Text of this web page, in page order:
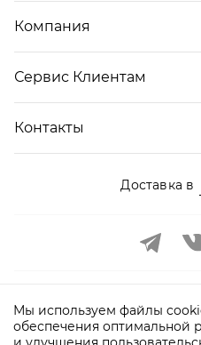
Компания
Сервис Клиентам
Контакты
Доставка в
Мы используем файлы
обеспечения оптимальной